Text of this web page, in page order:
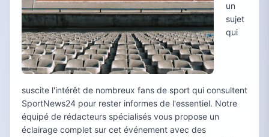
un
sujet
qui
suscite l'intérêt de nombreux fans de sport qui consultent
SportNews24 pour rester informes de l'essentiel. Notre
équipé de rédacteurs spécialisés vous propose un
éclairage complet sur cet événement avec des